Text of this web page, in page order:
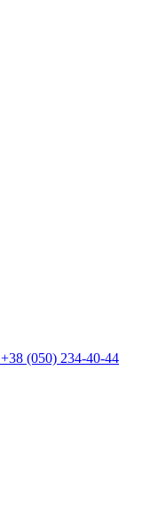
+38 (050) 234-40-44